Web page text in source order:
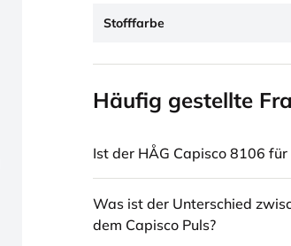
Stofffarbe
Häufig gestellte
Ist der HÅG Capisco 8106
Was ist der Unterschied
dem Capisco Puls?